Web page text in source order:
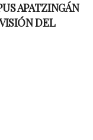
APATZINGÁN
DEL